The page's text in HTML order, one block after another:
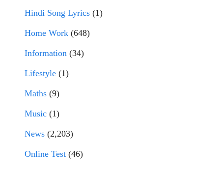
Hindi Song Lyrics (1)
Home Work (648)
Information (34)
Lifestyle (1)
Maths (9)
Music (1)
News (2,203)
Online Test (46)